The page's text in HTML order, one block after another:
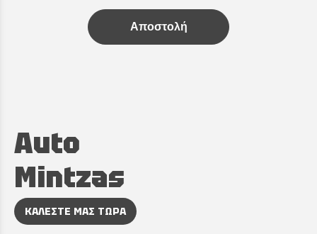
Αποστολή
Auto
Mintzas
ΚΑΛΕΣΤΕ ΜΑΣ ΤΩΡΑ